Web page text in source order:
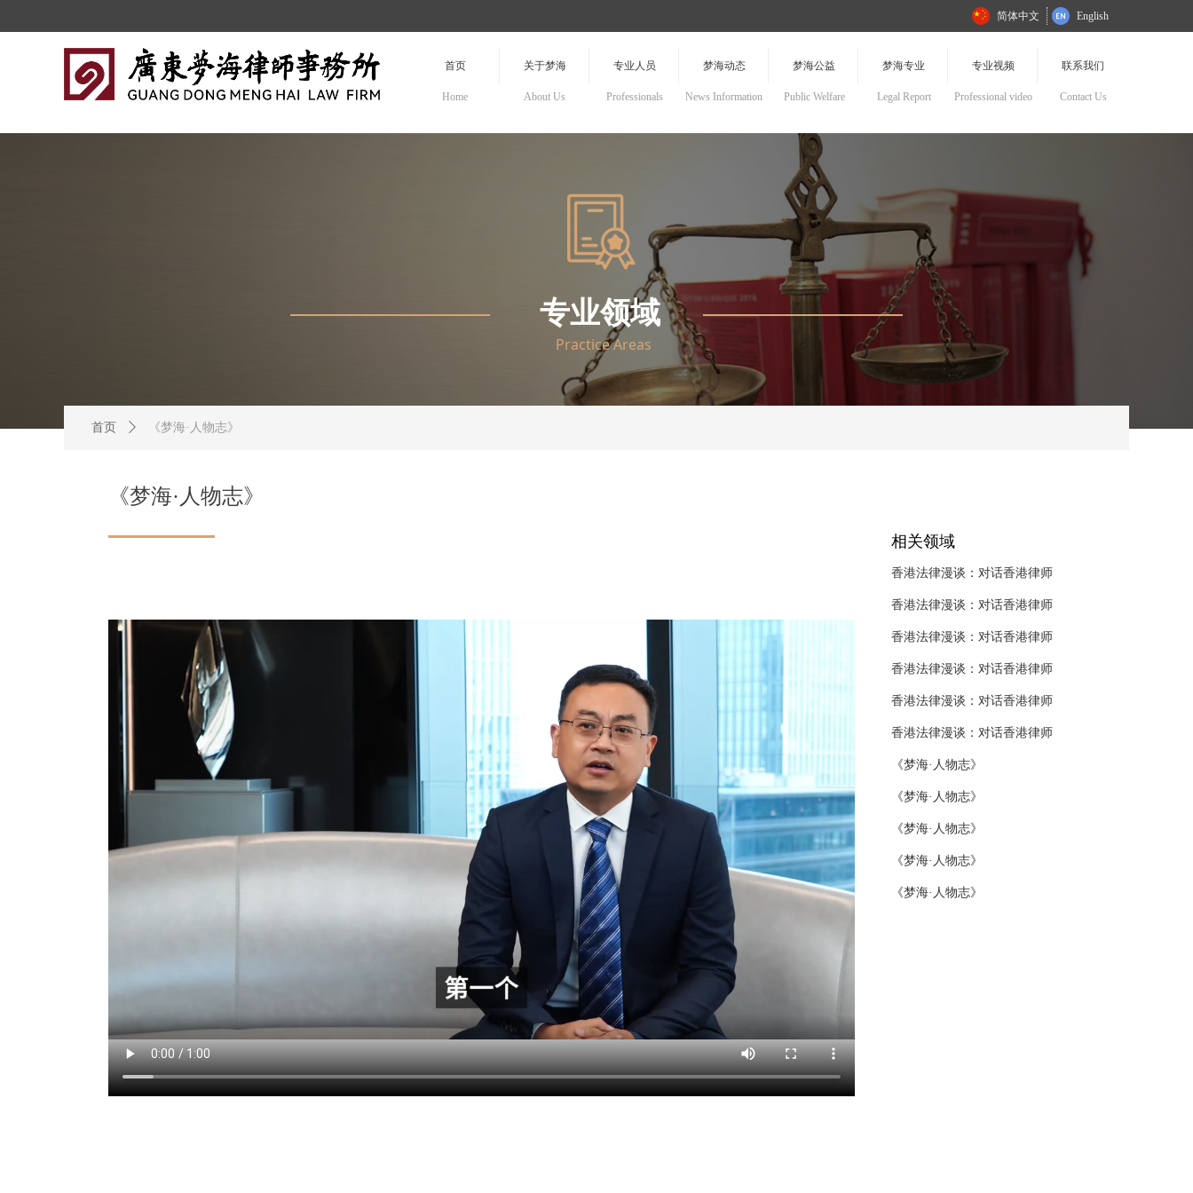
首页 关于梦海 专业人员 梦海动态 梦海公益 梦海专业 专业视频 联系我们
简体中文 English
Home About Us Professionals News Information Public Welfare Legal Report Professional video Contact Us
《梦海·人物志》
首页 ꄲ 《梦海·人物志》
Practice Areas
专业领域
香港法律漫谈：对话香港律师
香港法律漫谈：对话香港律师
香港法律漫谈：对话香港律师
香港法律漫谈：对话香港律师
香港法律漫谈：对话香港律师
香港法律漫谈：对话香港律师
《梦海·人物志》
《梦海·人物志》
《梦海·人物志》
《梦海·人物志》
《梦海·人物志》
《梦海·人物志》
《梦海·人物志》
《梦海·人物志》
《法律漫谈：对话香港区议员》
《法律漫谈：对话香港区议员》
《法律漫谈：对话香港区议员》
《法律漫谈：对话香港区议员》
《法律漫谈：对话香港区议员》
相关领域